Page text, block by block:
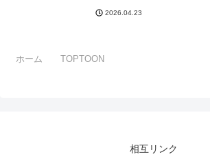
2026.04.23
ホーム TOPTOON
相互リンク